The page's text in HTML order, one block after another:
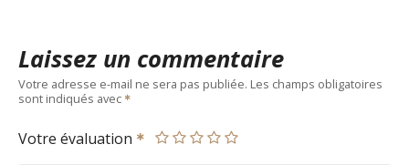
Laissez un commentaire
Votre adresse e-mail ne sera pas publiée. Les champs obligatoires
sont indiqués avec
Votre évaluation